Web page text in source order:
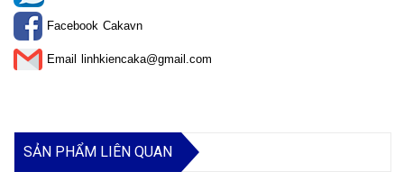
Facebook Cakavn
Email linhkiencaka@gmail.com
SẢN PHẨM LIÊN QUAN